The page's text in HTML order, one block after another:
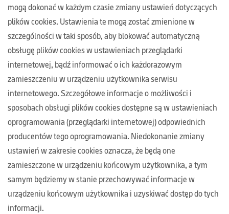
mogą dokonać w każdym czasie zmiany ustawień dotyczących
plików cookies. Ustawienia te mogą zostać zmienione w
szczególności w taki sposób, aby blokować automatyczną
obsługę plików cookies w ustawieniach przeglądarki
internetowej, bądź informować o ich każdorazowym
zamieszczeniu w urządzeniu użytkownika serwisu
internetowego. Szczegółowe informacje o możliwości i
sposobach obsługi plików cookies dostępne są w ustawieniach
oprogramowania (przeglądarki internetowej) odpowiednich
producentów tego oprogramowania. Niedokonanie zmiany
ustawień w zakresie cookies oznacza, że będą one
zamieszczone w urządzeniu końcowym użytkownika, a tym
samym będziemy w stanie przechowywać informacje w
urządzeniu końcowym użytkownika i uzyskiwać dostęp do tych
informacji.